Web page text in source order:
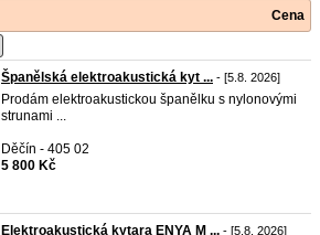
Cena
Španělská elektroakustická kyt ... - [5.8. 2026]
Prodám elektroakustickou španělku s nylonovými
strunami ...
Děčín - 405 02
5 800 Kč
Elektroakustická kytara ENYA M ... - [5.8. 2026]